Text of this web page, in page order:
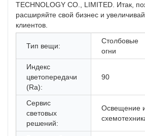
TECHNOLOGY CO., LIMITED. Итак,
расширяйте свой бизнес и
клиентов.
Тип вещи:
Столбовые
огни
Индекс
цветопередачи
(Ra):
90
Сервис
световых
решений:
Освещение